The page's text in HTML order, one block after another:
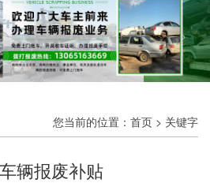
您当前的位置： 首页 > 关键字
辆报废补贴